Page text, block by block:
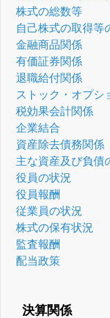
株式の総数等
自己株式の取得等
金融商品関係
有価証券関係
退職給付関係
ストック・オプシ
税効果会計関係
企業結合
資産除去債務関係
主な資産及び負債
役員の状況
役員報酬
従業員の状況
株式の保有状況
監査報酬
配当政策
決算関係